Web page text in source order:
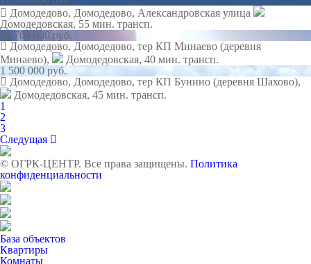
Домодедово, Домодедово, Александровская улица
Домодедовская, 55 мин. трансп.
10 700 000 руб.
Домодедово, Домодедово, тер КП Минаево (деревня
Минаево),
Домодедовская, 40 мин. трансп.
1 500 000 руб.
Домодедово, Домодедово, тер КП Бунино (деревня Шахово),
Домодедовская, 45 мин. трансп.
1
2
3
Следущая
© ОГРК-ЦЕНТР. Все права защищены. Политика
конфиденциальности
База объектов
Квартиры
Комнаты